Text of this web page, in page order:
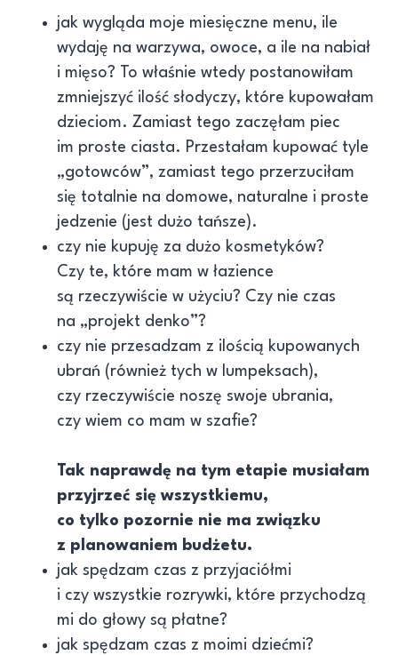
jak wygląda moje miesięczne menu, ile
wydaję na warzywa, owoce, a ile na nabiał
i mięso? To właśnie wtedy postanowiłam
zmniejszyć ilość słodyczy, które kupowałam
dzieciom. Zamiast tego zaczęłam piec
im proste ciasta. Przestałam kupować tyle
„gotowców”, zamiast tego przerzuciłam
się totalnie na domowe, naturalne i proste
jedzenie (jest dużo tańsze).
czy nie kupuję za dużo kosmetyków?
Czy te, które mam w łazience
są rzeczywiście w użyciu? Czy nie czas
na „projekt denko”?
czy nie przesadzam z ilością kupowanych
ubrań (również tych w lumpeksach),
czy rzeczywiście noszę swoje ubrania,
czy wiem co mam w szafie?
Tak naprawdę na tym etapie musiałam
przyjrzeć się wszystkiemu,
co tylko pozornie nie ma związku
z planowaniem budżetu.
jak spędzam czas z przyjaciółmi
i czy wszystkie rozrywki, które przychodzą
mi do głowy są płatne?
jak spędzam czas z moimi dziećmi?